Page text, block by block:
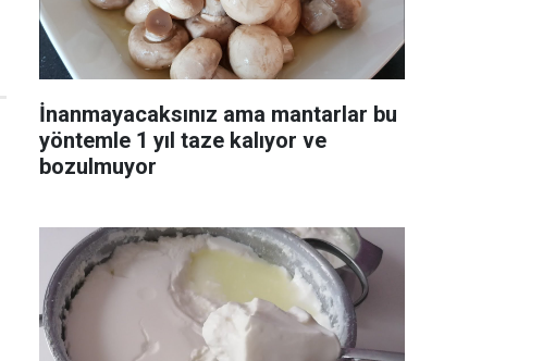
İnanmayacaksınız ama mantarlar bu
yöntemle 1 yıl taze kalıyor ve
bozulmuyor